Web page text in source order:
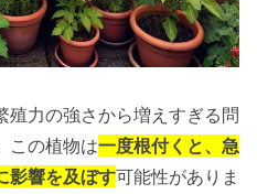
殖力の強さから増えすぎる問
この植物は一度根付くと、急
影響を及ぼす可能性がありま